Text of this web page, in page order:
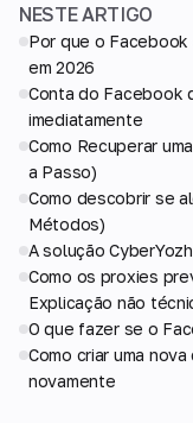
NESTE ARTIGO
Por que o Facebook
em 2026
Conta do Facebook
imediatamente
Como Recuperar
a Passo)
Como descobrir se
Métodos)
A solução
Como os proxies
Explicação não
O que fazer se o
Como criar uma
novamente